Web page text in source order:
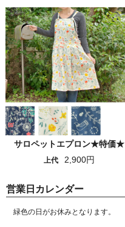
サロペットエプロン★特価★
上代 2,900円
営業日カレンダー
緑色の日がお休みとなります。